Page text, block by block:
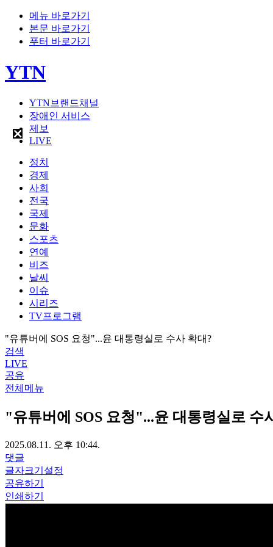
메뉴 바로가기
본문 바로가기
푸터 바로가기
YTN
YTN브랜드채널
장애인 서비스
제보
LIVE
정치
경제
사회
전국
국제
문화
스포츠
연예
비즈
날씨
이슈
시리즈
TV프로그램
"유튜버에 SOS 요청"...윤 대통령실로 수사 확대?
검색
LIVE
공유
전체메뉴
"유튜버에 SOS 요청"...윤 대통령실로 수
2025.08.11. 오후 10:44.
댓글
글자크기설정
공유하기
인쇄하기